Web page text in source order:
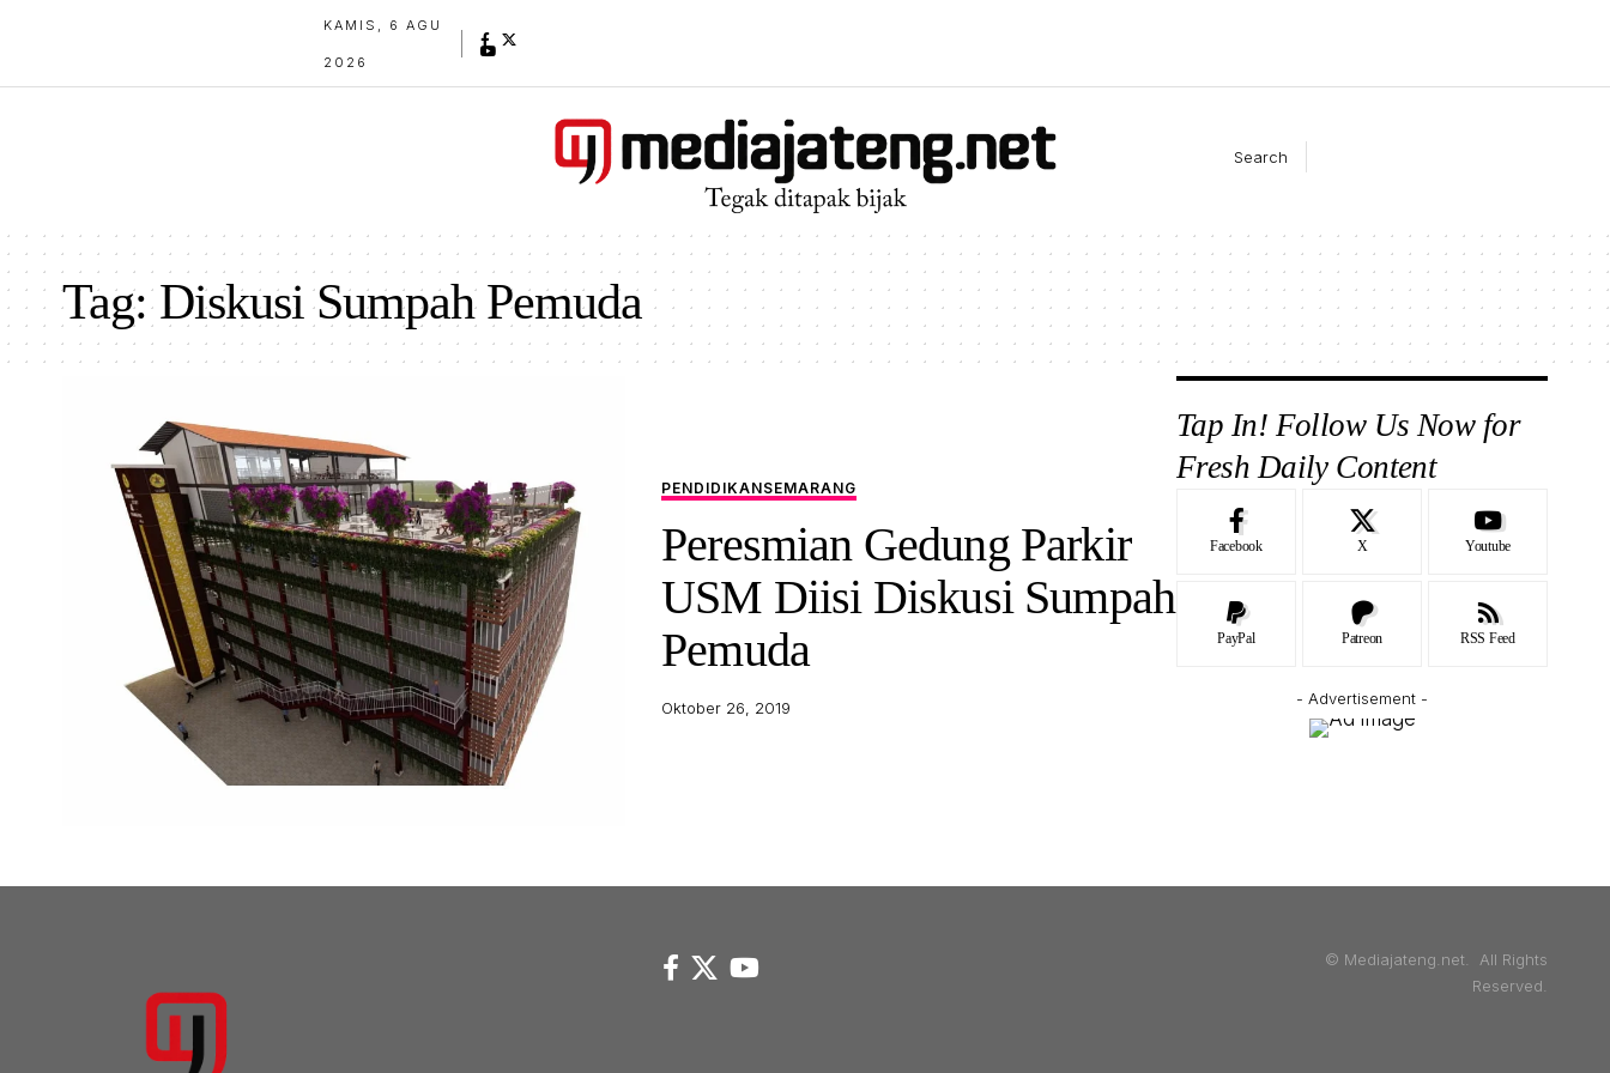
KAMIS, 6 AGU
2026
Search
Tag:Diskusi Sumpah Pemuda
PENDIDIKANSEMARANG
Peresmian Gedung Parkir
USM Diisi Diskusi Sumpah
Pemuda
Oktober 26, 2019
Tap In! Follow Us Now for
Fresh Daily Content
Facebook X Youtube
PayPal Patreon RSS Feed
- Advertisement -
© Mediajateng.net. All Rights
Reserved.